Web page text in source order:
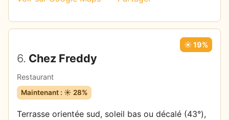
6. Chez Freddy
Restaurant
☀️ 19%
Maintenant : ☀️ 28%
Terrasse orientée sud, soleil bas ou décalé (43°),